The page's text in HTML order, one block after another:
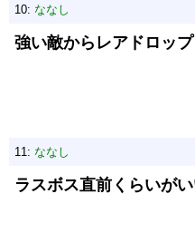
10: ななし
強い敵からレアドロップ
11: ななし
ラスボス直前くらいが